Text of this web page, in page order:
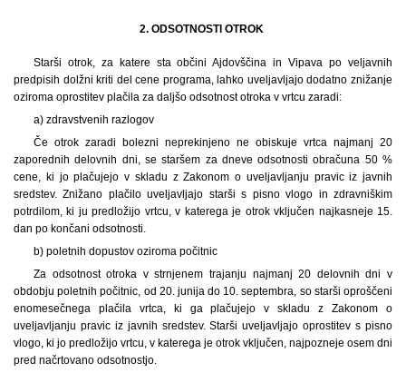
2. ODSOTNOSTI OTROK
Starši otrok, za katere sta občini Ajdovščina in Vipava po veljavnih
predpisih dolžni kriti del cene programa, lahko uveljavljajo dodatno znižanje
oziroma oprostitev plačila za daljšo odsotnost otroka v vrtcu zaradi:
a) zdravstvenih razlogov
Če otrok zaradi bolezni neprekinjeno ne obiskuje vrtca najmanj 20
zaporednih delovnih dni, se staršem za dneve odsotnosti obračuna 50 %
cene, ki jo plačujejo v skladu z Zakonom o uveljavljanju pravic iz javnih
sredstev. Znižano plačilo uveljavljajo starši s pisno vlogo in zdravniškim
potrdilom, ki ju predložijo vrtcu, v katerega je otrok vključen najkasneje 15.
dan po končani odsotnosti.
b) poletnih dopustov oziroma počitnic
Za odsotnost otroka v strnjenem trajanju najmanj 20 delovnih dni v
obdobju poletnih počitnic, od 20. junija do 10. septembra, so starši oproščeni
enomesečnega plačila vrtca, ki ga plačujejo v skladu z Zakonom o
uveljavljanju pravic iz javnih sredstev. Starši uveljavljajo oprostitev s pisno
vlogo, ki jo predložijo vrtcu, v katerega je otrok vključen, najpozneje osem dni
pred načrtovano odsotnostjo.